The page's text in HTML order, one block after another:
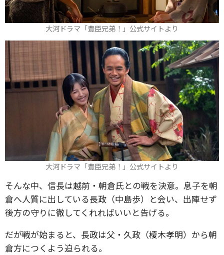
大河ドラマ「豊臣兄弟！」公式サイトより
大河ドラマ「豊臣兄弟！」公式サイトより
そんな中、信長は越前・朝倉氏との戦を決意。息子を朝
倉へ人質に出している長政（中島歩）と会い、出陣せず
後方の守りに徹してくれればいいと告げる。
だが戦が始まると、長政は父・久政（榎木孝明）から朝
倉方につくよう迫られる。